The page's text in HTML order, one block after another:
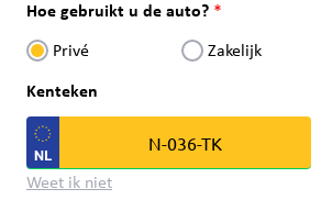
Hoe gebruikt u de auto?
Privé Zakelijk
Kenteken
Weet ik niet